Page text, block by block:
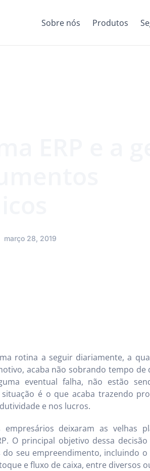
Sobre nós Produtos
março 28, 2019
rotina a seguir diariamente, a
acaba não sobrando tempo
eventual falha, não estão
é o que acaba trazendo
e nos lucros.
empresários deixaram as velhas
O principal objetivo dessa
do seu empreendimento, incluindo
e fluxo de caixa, entre diversos